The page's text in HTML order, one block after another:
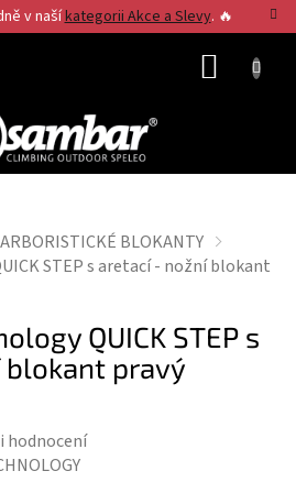
v našíkategorii Akce a Slevy. 🔥
ARBORISTICKÉ BLOKANTY
STEP s aretací - nožní blokant
QUICK STEP s
pravý
hodnocení